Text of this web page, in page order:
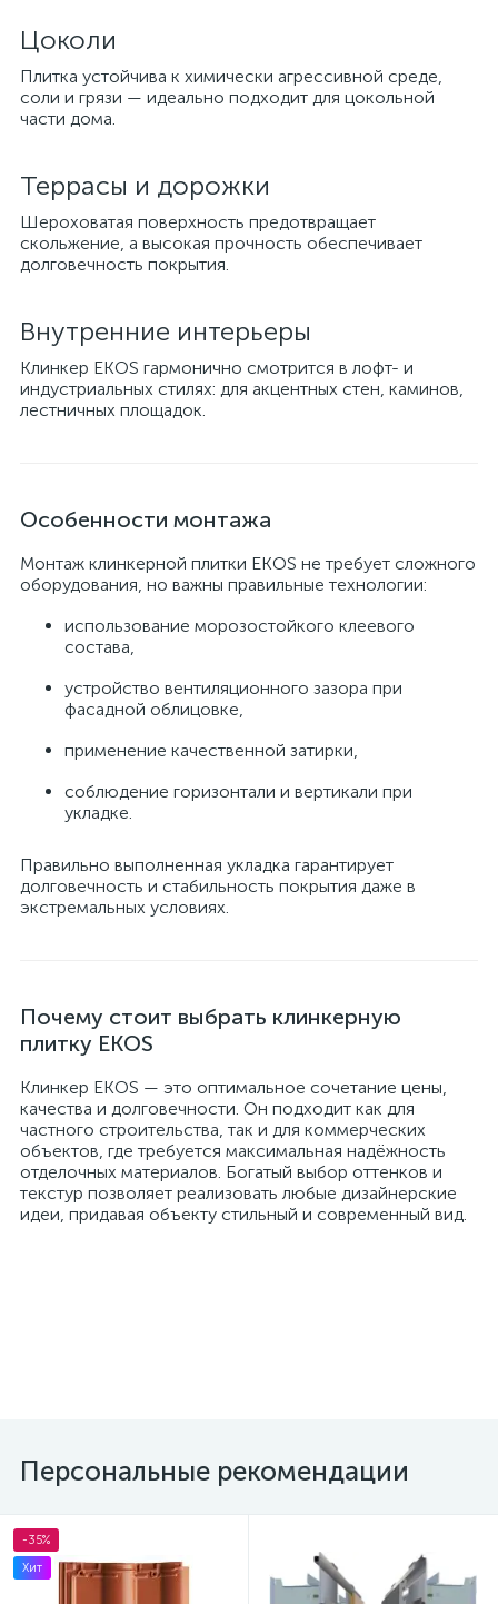
Цоколи
Плитка устойчива к химически агрессивной среде,
соли и грязи — идеально подходит для цокольной
части дома.
Террасы и дорожки
Шероховатая поверхность предотвращает
скольжение, а высокая прочность обеспечивает
долговечность покрытия.
Внутренние интерьеры
Клинкер EKOS гармонично смотрится в лофт- и
индустриальных стилях: для акцентных стен, каминов,
лестничных площадок.
Особенности монтажа
Монтаж клинкерной плитки EKOS не требует сложного
оборудования, но важны правильные технологии:
использование морозостойкого клеевого
состава,
устройство вентиляционного зазора при
фасадной облицовке,
применение качественной затирки,
соблюдение горизонтали и вертикали при
укладке.
Правильно выполненная укладка гарантирует
долговечность и стабильность покрытия даже в
экстремальных условиях.
Почему стоит выбрать клинкерную
плитку EKOS
Клинкер EKOS — это оптимальное сочетание цены,
качества и долговечности. Он подходит как для
частного строительства, так и для коммерческих
объектов, где требуется максимальная надёжность
отделочных материалов. Богатый выбор оттенков и
текстур позволяет реализовать любые дизайнерские
идеи, придавая объекту стильный и современный вид.
Персональные рекомендации
-35%
Хит